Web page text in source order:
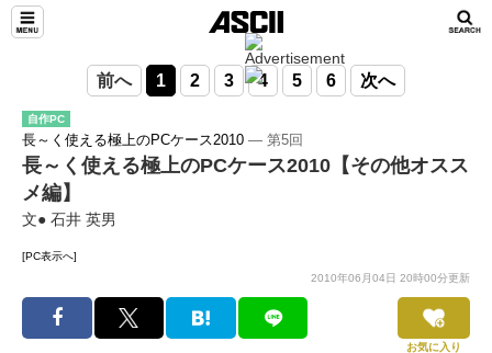
前へ 1 2 3 4 5 6 次へ
自作PC
長～く使える極上のPCケース2010 ― 第5回
長～く使える極上のPCケース2010【その他オスス
メ編】
文● 石井 英男
[PC表示へ]
2010年06月04日 20時00分更新
お気に入り